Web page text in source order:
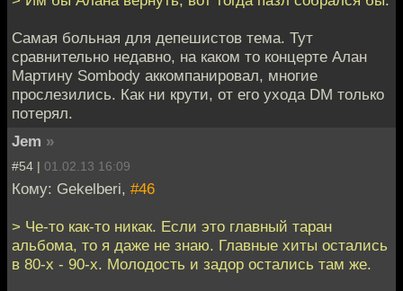
Самая больная для депешистов тема. Тут
сравнительно недавно, на каком то концерте Алан
Мартину Sombody аккомпанировал, многие
прослезились. Как ни крути, от его ухода DM только
потерял.
Jem »
#54 | 01.02.13 16:09
Кому: Gekelberi, #46
> Че-то как-то никак. Если это главный таран
альбома, то я даже не знаю. Главные хиты остались
в 80-х - 90-х. Молодость и задор остались там же.